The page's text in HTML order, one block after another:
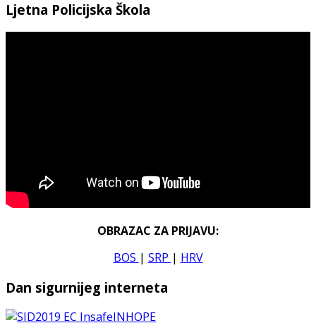
Ljetna Policijska Škola
OBRAZAC ZA PRIJAVU:
BOS | SRP | HRV
Dan sigurnijeg interneta